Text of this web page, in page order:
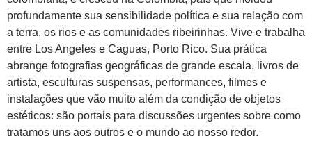
profundamente sua sensibilidade política e sua relação com
a terra, os rios e as comunidades ribeirinhas. Vive e trabalha
entre Los Angeles e Caguas, Porto Rico. Sua prática
abrange fotografias geográficas de grande escala, livros de
artista, esculturas suspensas, performances, filmes e
instalações que vão muito além da condição de objetos
estéticos: são portais para discussões urgentes sobre como
tratamos uns aos outros e o mundo ao nosso redor.